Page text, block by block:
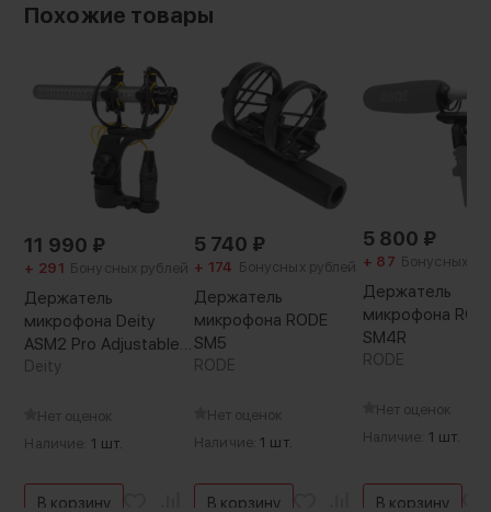
резьбового соединения 1/4 “. Шарнирное
отрегулировать угол наклона амортизатора
Похожие товары
11 990 ₽
+ 291 Бонусных рублей
Держатель
микрофона Deity
ASM2 Pro Adjustable
Shockmount Kit
Deity
Нет оценок
Наличие: 1 шт.
В корзину
5 740 ₽
+ 174 Бонусных рублей
Держатель
микрофона RODE
SM5
RODE
Нет оценок
Наличие: 1 шт.
В корзину
5 800 ₽
+ 87 Бонусных
Держатель
микрофона
SM4R
RODE
Нет оценок
Наличие: 1 шт.
В корзину